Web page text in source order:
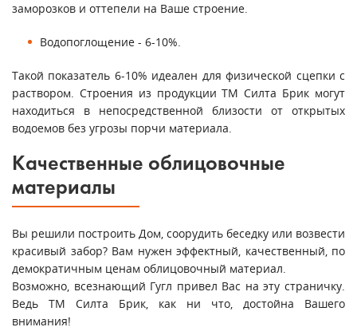
заморозков и оттепели на Ваше строение.
Водопоглощение - 6-10%.
Такой показатель 6-10% идеален для физической сцепки с
раствором. Строения из продукции ТМ Силта Брик могут
находиться в непосредственной близости от открытых
водоемов без угрозы порчи материала.
Качественные облицовочные
материалы
Вы решили построить Дом, соорудить беседку или возвести
красивый забор? Вам нужен эффектный, качественный, по
демократичным ценам облицовочный материал.
Возможно, всезнающий Гугл привел Вас на эту страничку.
Ведь ТМ Силта Брик, как ни что, достойна Вашего
внимания!